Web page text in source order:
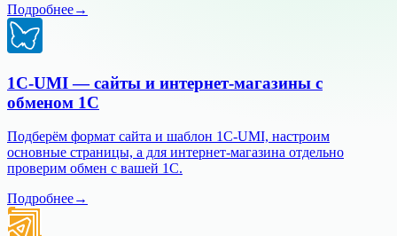
Подробнее→
1C-UMI — сайты и интернет-магазины с
обменом 1С
Подберём формат сайта и шаблон 1C-UMI, настроим
основные страницы, а для интернет-магазина отдельно
проверим обмен с вашей 1С.
Подробнее→